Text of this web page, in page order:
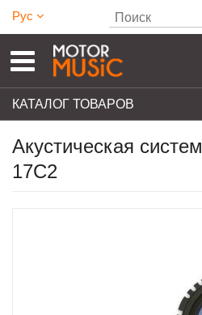
Рус
КАТАЛОГ ТОВАРОВ
Акустическая
17C2